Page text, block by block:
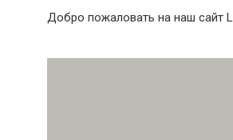
Добро пожаловать на наш сайт